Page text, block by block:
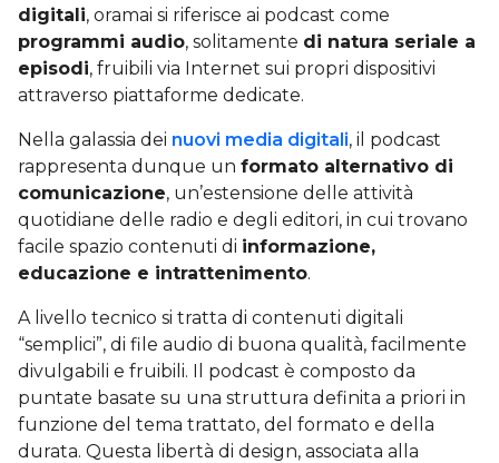
digitali, oramai si riferisce ai podcast come
programmi audio, solitamente di natura seriale a
episodi, fruibili via Internet sui propri dispositivi
attraverso piattaforme dedicate.
Nella galassia dei nuovi media digitali, il podcast
rappresenta dunque un formato alternativo di
comunicazione, un’estensione delle attività
quotidiane delle radio e degli editori, in cui trovano
facile spazio contenuti di informazione,
educazione e intrattenimento.
A livello tecnico si tratta di contenuti digitali
“semplici”, di file audio di buona qualità, facilmente
divulgabili e fruibili. Il podcast è composto da
puntate basate su una struttura definita a priori in
funzione del tema trattato, del formato e della
durata. Questa libertà di design, associata alla